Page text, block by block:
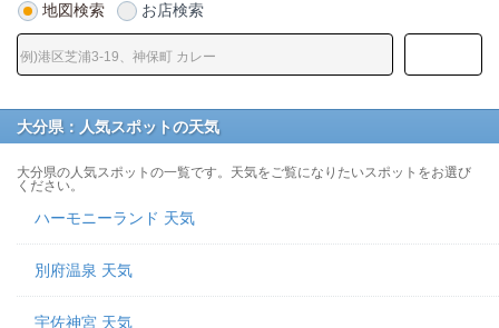
地図検索 お店検索
大分県：人気スポットの天気
大分県の人気スポットの一覧です。天気をご覧になりたいスポットをお選び
ください。
ハーモニーランド 天気
別府温泉 天気
宇佐神宮 天気